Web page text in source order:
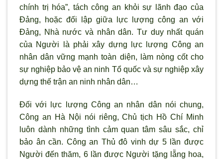
chính trị hóa”, tách công an khỏi sự l ãnh đạo của
Đảng, hoặc đối lập giữa lực lượng công an với
Đảng, Nhà nước và nhân dân. Tư duy nhất quán
của Người là phải xây dựng lực lượng Công an
nhân dân vững mạnh toàn diện, làm nòng cốt cho
sự nghiệp bảo vệ an ninh Tổ quốc và sự nghiệp xây
dựng thế trận an ninh nhân dân…
Đối với lực lượng Công an nhân dân nói chung,
Công an Hà Nội nói riêng, Chủ tịch Hồ Chí Minh
luôn dành những tình cảm quan tâm sâu sắc, chỉ
bảo ân cần. Công an Thủ đô vinh dự 5 lần được
Người đến thăm, 6 lần được Người tặng lẵng hoa,